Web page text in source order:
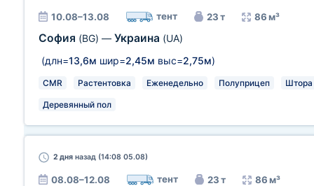
10.08–13.08 тент 23 т 86 м³
София (BG) — Украина (UA)
(длн=13,6м шир=2,45м выс=2,75м)
CMR Растентовка Еженедельно Полуприцеп Штора
Деревянный пол
2 дня назад (14:08 05.08)
08.08–12.08 тент 23 т 86 м³